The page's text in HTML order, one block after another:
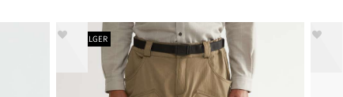
BESTSELGER